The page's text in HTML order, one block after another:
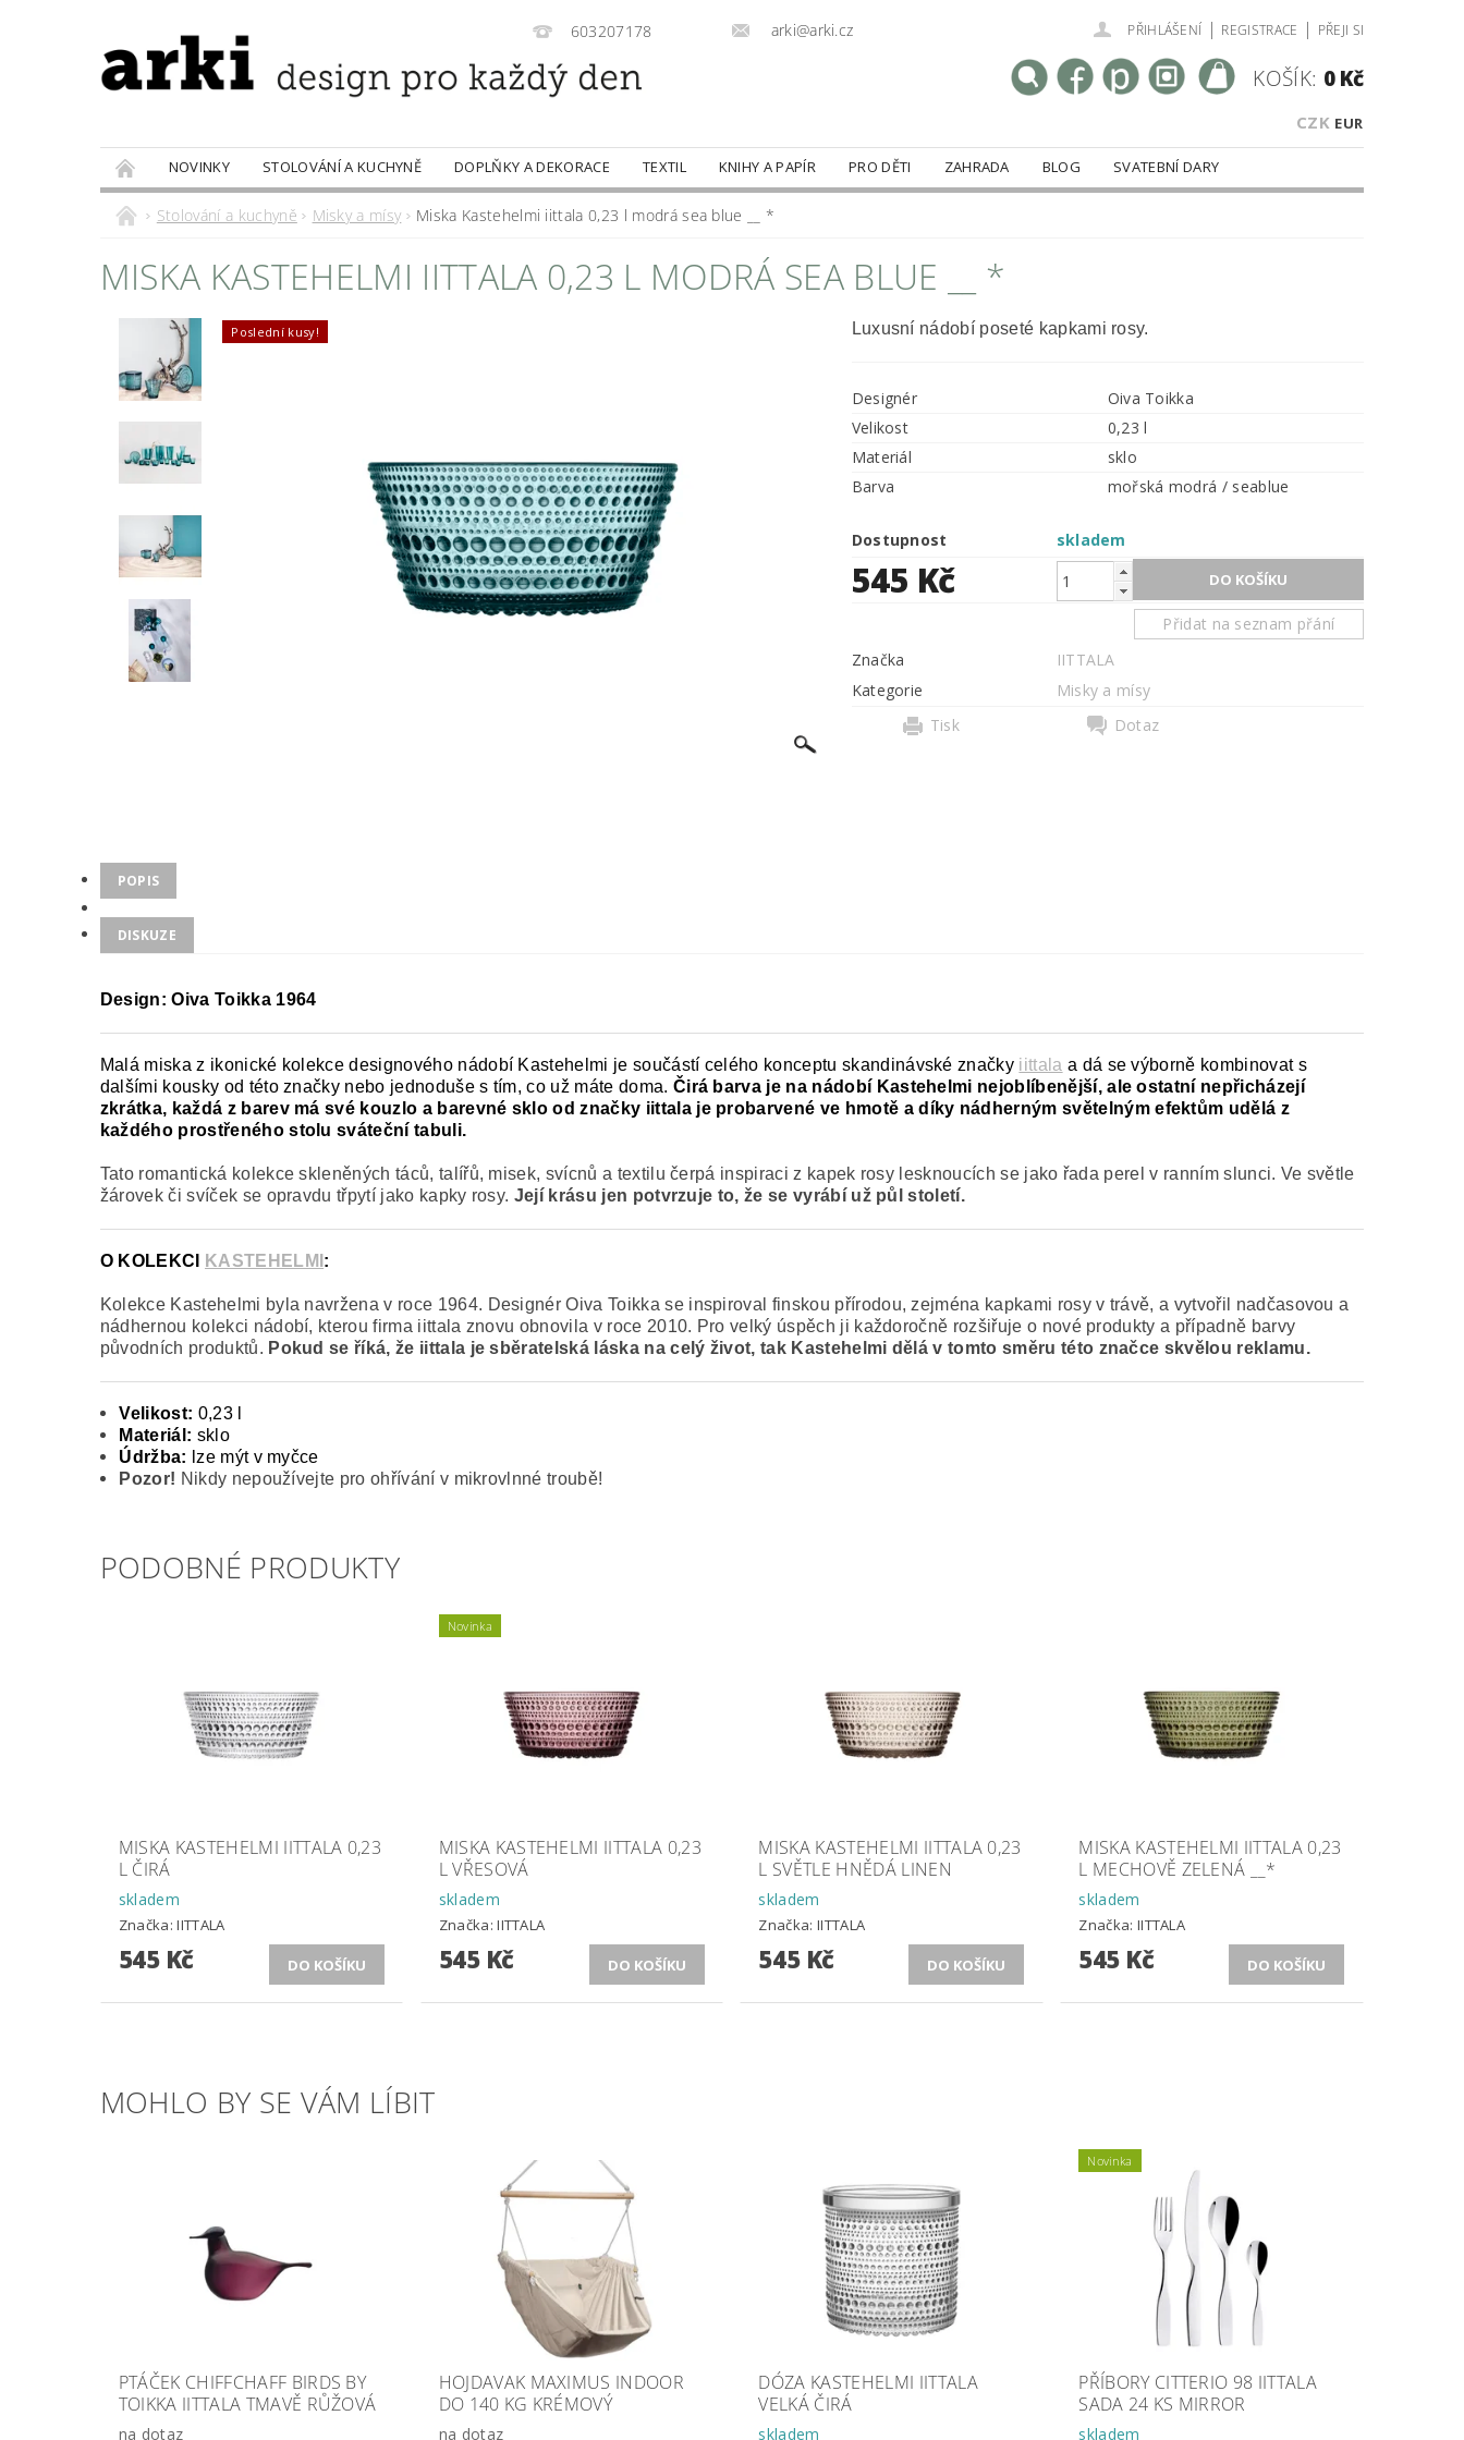
603207178 arki@arki.cz PŘIHLÁŠENÍ | REGISTRACE | PŘEJI SI
CZK EUR
KOŠÍK: 0 Kč
NOVINKY STOLOVÁNÍ A KUCHYNĚ DOPLŇKY A DEKORACE TEXTIL KNIHY A PAPÍR PRO DĚTI ZAHRADA BLOG
SVATEBNÍ DARY
PRODÁVANÉ ZNAČKY
DOBROTY
Stolování a kuchyně Misky a mísy Miska Kastehelmi iittala 0,23 l modrá sea blue __ *
MISKA KASTEHELMI IITTALA 0,23 L MODRÁ SEA BLUE __ *
Poslední kusy! Luxusní nádobí poseté kapkami rosy.
Designér
Oiva Toikka
Velikost
0,23 l
Materiál
sklo
Barva
mořská modrá / seablue
Dostupnost skladem
545 Kč
Přidat na seznam přání
Značka
IITTALA
Kategorie
Misky a mísy
Tisk
Dotaz
POPIS
DISKUZE
Design: Oiva Toikka 1964
Malá miska z ikonické kolekce designového nádobí Kastehelmi je součástí celého konceptu skandinávské značky iittala a dá se výborně kombinovat s
dalšími kousky od této značky nebo jednoduše s tím, co už máte doma. Čirá barva je na nádobí Kastehelmi nejoblíbenější, ale ostatní nepřicházejí
zkrátka, každá z barev má své kouzlo a barevné sklo od značky iittala je probarvené ve hmotě a díky nádherným světelným efektům udělá z
každého prostřeného stolu sváteční tabuli.
Tato romantická kolekce skleněných táců, talířů, misek, svícnů a textilu čerpá inspiraci z kapek rosy lesknoucích se jako řada perel v ranním slunci. Ve světle
žárovek či svíček se opravdu třpytí jako kapky rosy. Její krásu jen potvrzuje to, že se vyrábí už půl století.
O KOLEKCI KASTEHELMI :
Kolekce Kastehelmi byla navržena v roce 1964. Designér Oiva Toikka se inspiroval finskou přírodou, zejména kapkami rosy v trávě, a vytvořil nadčasovou a
nádhernou kolekci nádobí, kterou firma iittala znovu obnovila v roce 2010. Pro velký úspěch ji každoročně rozšiřuje o nové produkty a případně barvy
původních produktů. Pokud se říká, že iittala je sběratelská láska na celý život, tak Kastehelmi dělá v tomto směru této značce skvělou reklamu.
Velikost: 0,23 l
Materiál: sklo
Údržba: lze mýt v myčce
Pozor! Nikdy nepoužívejte pro ohřívání v mikrovlnné troubě!
PODOBNÉ PRODUKTY
MISKA KASTEHELMI IITTALA 0,23
L ČIRÁ
skladem
Značka:IITTALA
545 Kč
Novinka
MISKA KASTEHELMI IITTALA 0,23
L VŘESOVÁ
skladem
Značka:IITTALA
545 Kč
MISKA KASTEHELMI IITTALA 0,23
L SVĚTLE HNĚDÁ LINEN
skladem
Značka:IITTALA
545 Kč
MISKA KASTEHELMI IITTALA 0,23
L MECHOVĚ ZELENÁ __*
skladem
Značka: IITTALA
545 Kč
MOHLO BY SE VÁM LÍBIT
PTÁČEK CHIFFCHAFF BIRDS BY
TOIKKA IITTALA TMAVĚ RŮŽOVÁ
na dotaz
HOJDAVAK MAXIMUS INDOOR
DO 140 KG KRÉMOVÝ
na dotaz
DÓZA KASTEHELMI IITTALA
VELKÁ ČIRÁ
skladem
Novinka
PŘÍBORY CITTERIO 98 IITTALA
SADA 24 KS MIRROR
skladem